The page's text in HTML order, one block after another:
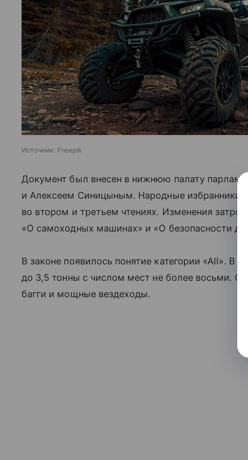
Источник: Freepik
Документ был внесен в нижнюю палату
и Алексеем Синицыным. Народные избранники
во втором и третьем чтениях. Изменения
«О самоходных машинах» и «О безопасности
В законе появилось понятие категории «АII». В
до 3,5 тонны с числом мест не более восьми.
багги и мощные вездеходы.